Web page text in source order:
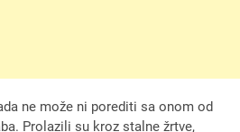
ne može ni porediti sa onom od
Prolazili su kroz stalne žrtve,